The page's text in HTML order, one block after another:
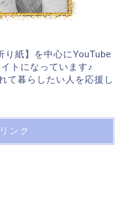
り紙】を中心にYouTube
トになっています♪
て暮らしたい人を応援し
ンク